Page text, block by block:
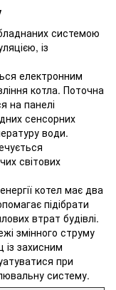
системою
із
електронним
котла. Поточна
на панелі
сенсорних
води.
світових
котел має два
підібрати
втрат будівлі.
змінного струму
захисним
при
систему.